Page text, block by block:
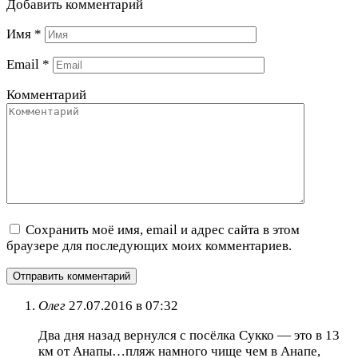
Добавить комментарий
Имя *
Email *
Комментарий
Сохранить моё имя, email и адрес сайта в этом
браузере для последующих моих комментариев.
Олег 27.07.2016 в 07:32
Два дня назад вернулся с посёлка Сукко — это в 13
км от Анапы…пляж намного чище чем в Анапе,